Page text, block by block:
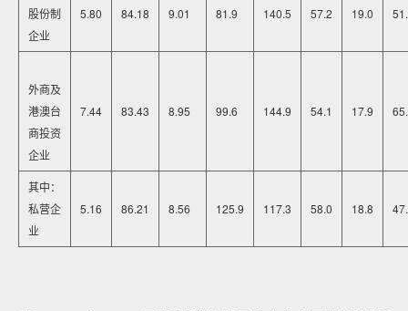
股份制
企业
5.80 84.18 9.01 81.9 140.5 57.2 19.0
外商及
港澳台
商投资
企业
7.44 83.43 8.95 99.6 144.9 54.1 17.9
其中：
私营企
业
5.16 86.21 8.56 125.9 117.3 58.0 18.8